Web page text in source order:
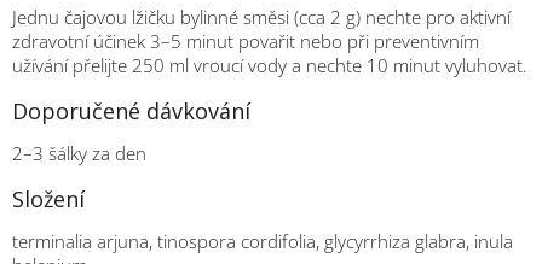
Jednu čajovou lžičku bylinné směsi (cca 2 g) nechte pro aktivní
zdravotní účinek 3–5 minut povařit nebo při preventivním
užívání přelijte 250 ml vroucí vody a nechte 10 minut vyluhovat.
Doporučené dávkování
2–3 šálky za den
Složení
terminalia arjuna, tinospora cordifolia, glycyrrhiza glabra, inula